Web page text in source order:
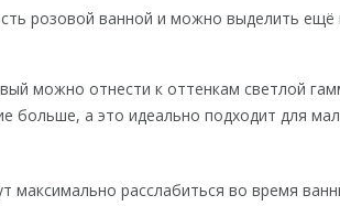
розовой ванной и можно выделить ещё
можно отнести к оттенкам светлой
больше, а это идеально подходит для
максимально расслабиться во время